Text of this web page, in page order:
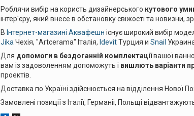
Роблячи вибір на користь дизайнерського кутового
інтер'єру, який внесе в обстановку свіжості та новизни,
В Інтернет-магазині Аквафешн існує широкий вибір
Jika Чехія, "Artcerama" Італія, IdevitТурция и Snail
Для допомоги в бездоганній комплектаціївашої
вам із задоволенням допоможуть і вишлють варіанти
проектів.
Доставка по Україні здійснюється на відділення Нової
Замовлені позиції з Італії, Германіі, Польщі